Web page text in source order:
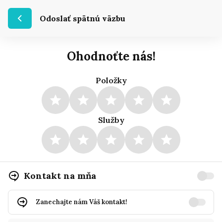
Odoslať spätnú väzbu
Ohodnoťte nás!
Položky
Služby
Kontakt na mňa
Zanechajte nám Váš kontakt!